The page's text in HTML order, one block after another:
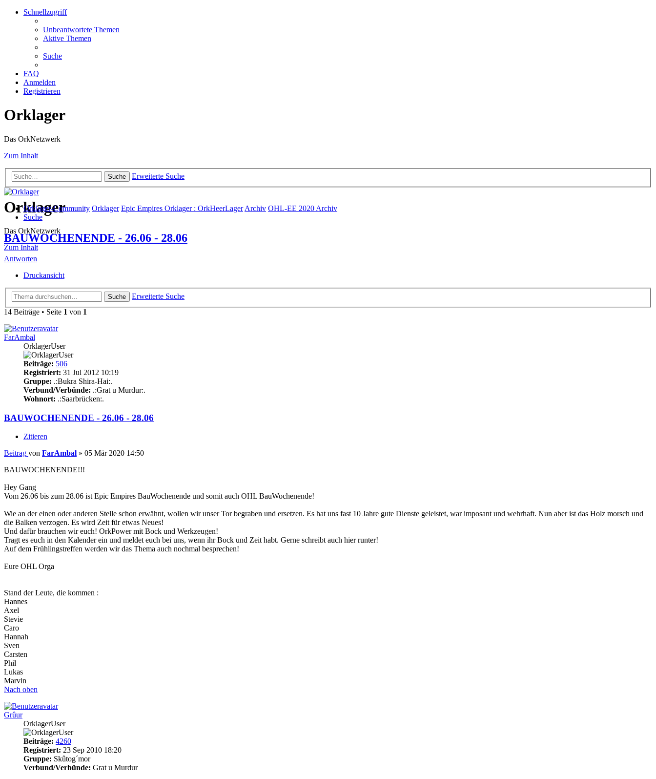
Schnellzugriff
Unbeantwortete Themen
Aktive Themen
Suche
FAQ
Anmelden
Registrieren
Orklager
Das OrkNetzwerk
Zum Inhalt
Suche Erweiterte Suche
Orklager
Das OrkNetzwerk
Zum Inhalt
Orklager-Community Orklager Epic Empires Orklager : OrkHeerLagerArchiv OHL-EE 2020 Archiv
Suche
BAUWOCHENENDE - 26.06 - 28.06
Antworten
Druckansicht
Suche
Erweiterte Suche
14 Beiträge • Seite 1 von 1
FarAmbal
OrklagerUser
Beiträge: 506
Registriert: 31 Jul 2012 10:19
Gruppe: .:Bukra Shira-Hai:.
Verbund/Verbünde: .:Grat u Murdur:.
Wohnort: .:Saarbrücken:.
BAUWOCHENENDE - 26.06 - 28.06
Zitieren
Beitrag von FarAmbal » 05 Mär 2020 14:50
BAUWOCHENENDE!!!
Hey Gang
Vom 26.06 bis zum 28.06 ist Epic Empires BauWochenende und somit auch OHL BauWochenende!
Wie an der einen oder anderen Stelle schon erwähnt, wollen wir unser Tor begraben und ersetzen. Es hat uns fast 10 Jahre gute Dienste geleistet, war imposant und wehrhaft. Nun aber ist das Holz morsch und
die Balken verzogen. Es wird Zeit für etwas Neues!
Und dafür brauchen wir euch! OrkPower mit Bock und Werkzeugen!
Tragt es euch in den Kalender ein und meldet euch bei uns, wenn ihr Bock und Zeit habt. Gerne schreibt auch hier runter!
Auf dem Frühlingstreffen werden wir das Thema auch nochmal besprechen!
Eure OHL Orga
Stand der Leute, die kommen :
Hannes
Axel
Stevie
Caro
Hannah
Sven
Carsten
Phil
Lukas
Marvin
Nach oben
Grûur
OrklagerUser
Beiträge: 4260
Registriert: 23 Sep 2010 18:20
Gruppe: Skûtog´mor
Verbund/Verbünde: Grat u Murdur